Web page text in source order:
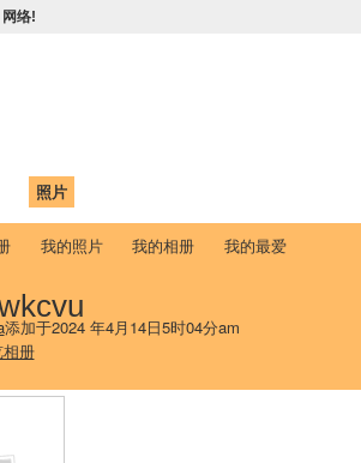
络!
照片
我的照片 我的相册 我的最爱
添加于2024 年4月14日5时04分am
册